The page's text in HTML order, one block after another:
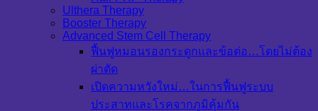
Ulthera Therapy
Booster Therapy
Advanced Stem Cell Therapy
ฟื้นฟูหมอนรองกระดูกและข้อต่อ…โดยไม่ต้อง
ผ่าตัด
เปิดความหวังใหม่…ในการฟื้นฟูระบบ
ประสาทและโรคจากภูมิคุ้มกัน